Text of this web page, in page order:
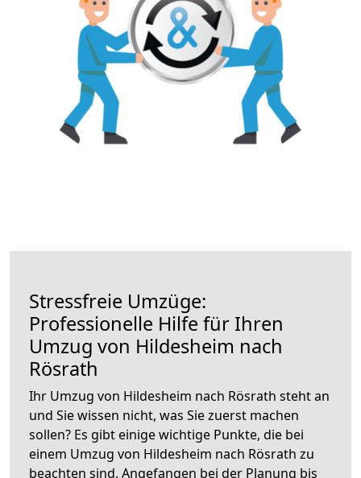
Stressfreie Umzüge:
Professionelle Hilfe für Ihren
Umzug von Hildesheim nach
Rösrath
Ihr Umzug von Hildesheim nach Rösrath steht an
und Sie wissen nicht, was Sie zuerst machen
sollen? Es gibt einige wichtige Punkte, die bei
einem Umzug von Hildesheim nach Rösrath zu
beachten sind. Angefangen bei der Planung bis